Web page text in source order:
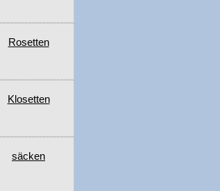
Rosetten
Klosetten
säcken